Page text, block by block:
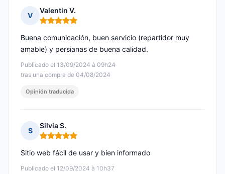
V
Valentin V.
Nota: 5 de 5
Publicado el 13/09/2024 à 09h24
tras una compra de 04/08/2024
Buena comunicación, buen servicio (repartidor muy
amable) y persianas de buena calidad.
Opinión traducida
S
Silvia S.
Nota: 5 de 5
Publicado el 12/09/2024 à 10h37
Sitio web fácil de usar y bien informado